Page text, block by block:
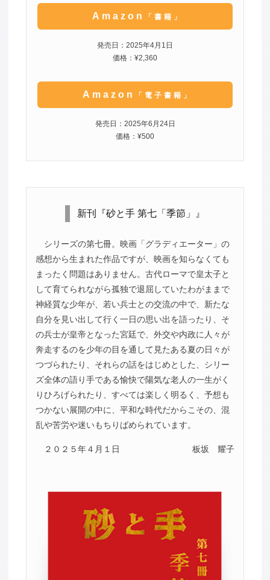
Amazon 「書籍」
発売日：2025年4月1日
価格：¥2,360
Amazon 「電子書籍」
発売日：2025年6月24日
価格：¥500
新刊『砂と手 第七「季節」』
シリーズの第七冊。映画「グラディエーター」の
感想から生まれた作品ですが、映画を知らなくても
まったく問題はありません。古代ローマで皇太子と
して育てられながら孤独で退屈していたわがままで
神経質な少年が、若い兵士との交流の中で、新たな
自分を見い出して行く一日の思い出を語ったり、そ
の兵士が皇帝となった宮廷で、外交や内政に人々が
奔走するのを少年の目を通して見たある夏の日々が
つづられたり、それらの話をはじめとした、シリー
ズ全体の語り手である愉快で陽気な老人の一生がく
りひろげられたり、すべては楽しく明るく、予想も
つかない展開の中に、平和な時代だからこその、混
乱や苦労や迷いもちりばめられています。
２０２５年４月１日 板坂 耀子